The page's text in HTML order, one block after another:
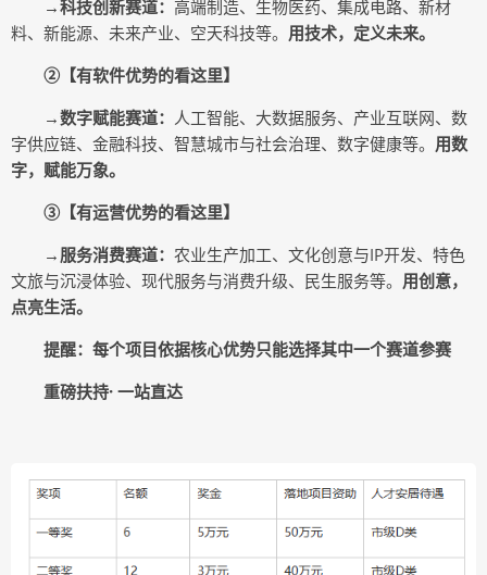
→科技创新赛道： 高端制造、生物医药、集成电路、新材
料、新能源、未来产业、空天科技等。 用技术，定义未来。
②【有软件优势的看这里】
→数字赋能赛道： 人工智能、大数据服务、产业互联网、数
字供应链、金融科技、智慧城市与社会治理、数字健康等。 用数
字，赋能万象。
③【有运营优势的看这里】
→服务消费赛道： 农业生产加工、文化创意与IP开发、特色
文旅与沉浸体验、现代服务与消费升级、民生服务等。 用创意，
点亮生活。
提醒：每个项目依据核心优势只能选择其中一个赛道参赛
重磅扶持· 一站直达